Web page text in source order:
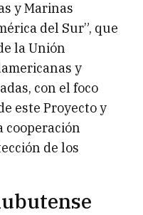
y Marinas
del Sur”, que
la Unión
y
con el foco
este Proyecto y
cooperación
de los